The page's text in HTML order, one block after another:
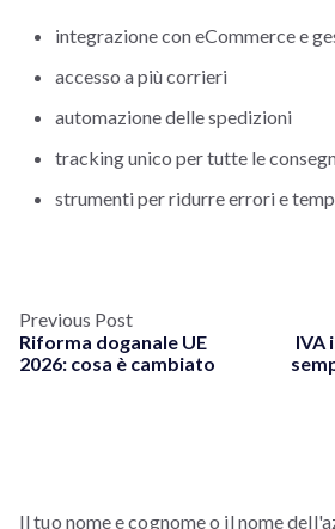
integrazione con eCommerce e
accesso a più corrieri
automazione delle spedizioni
tracking unico per tutte le
strumenti per ridurre errori e
Previous Post
Riforma doganale UE
2026: cosa è cambiato
IVA
Il tuo nome e cognome o il nome